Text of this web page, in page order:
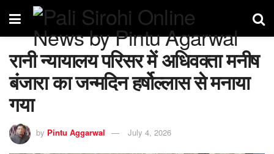
रानी न्यायालय परिसर में अधिवक्ता मनीष
बंजारा का जन्मदिन हर्षोल्लास से मनाया
गया
by Pintu Aggarwal July 4, 2026